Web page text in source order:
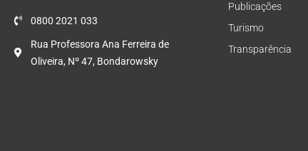
0800 2021 033
Rua Professora Ana Ferreira de
Oliveira, Nº 47, Bondarowsky
Publicações
Turismo
Transparência